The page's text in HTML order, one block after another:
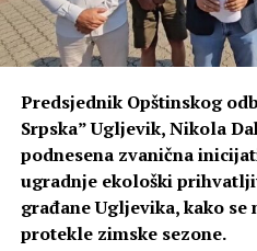
Predsjednik Opštinskog
Srpska” Ugljevik, Nikola
podnesena zvanična
ugradnje ekološki
građane Ugljevika, kako
protekle zimske sezone.